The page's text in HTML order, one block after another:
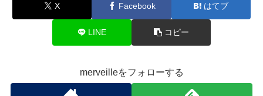
X Facebook はてブ
LINE コピー
merveilleをフォローする